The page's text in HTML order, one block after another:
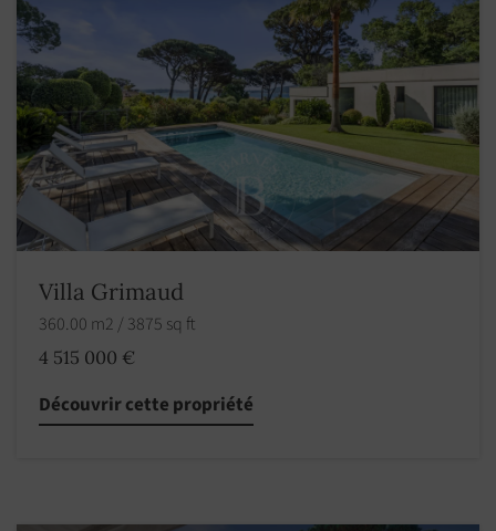
Villa Grimaud
360.00 m2 / 3875 sq ft
4 515 000 €
Découvrir cette propriété